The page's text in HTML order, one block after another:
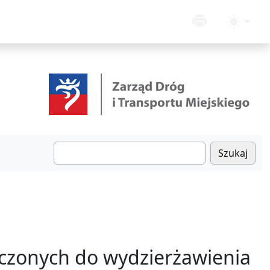
Szukaj
do wydzierżawienia